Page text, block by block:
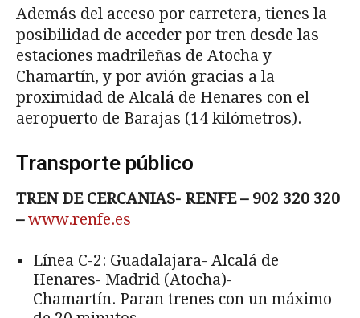
Además del acceso por carretera, tienes la
posibilidad de acceder por tren desde las
estaciones madrileñas de Atocha y
Chamartín, y por avión gracias a la
proximidad de Alcalá de Henares con el
aeropuerto de Barajas (14 kilómetros).
Transporte público
TREN DE CERCANIAS- RENFE – 902 320 320
–www.renfe.es
Línea C-2: Guadalajara- Alcalá de
Henares- Madrid (Atocha)-
Chamartín. Paran trenes con un máximo